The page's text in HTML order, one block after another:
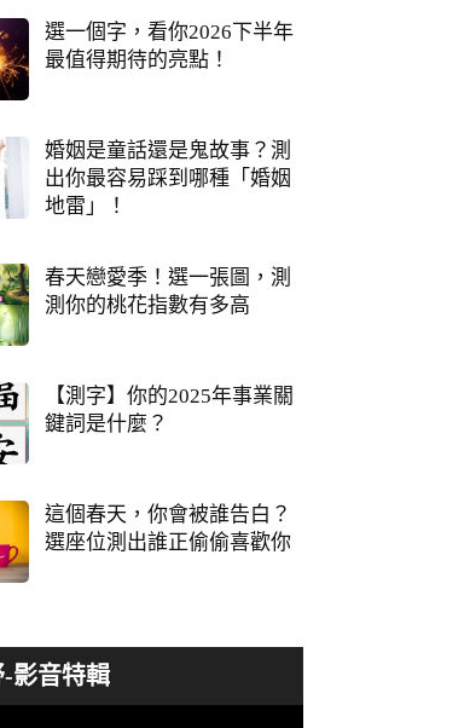
選一個字，看你2026下半年
最值得期待的亮點！
婚姻是童話還是鬼故事？測
出你最容易踩到哪種「婚姻
地雷」！
春天戀愛季！選一張圖，測
測你的桃花指數有多高
【測字】你的2025年事業關
鍵詞是什麼？
這個春天，你會被誰告白？
選座位測出誰正偷偷喜歡你
影音特輯